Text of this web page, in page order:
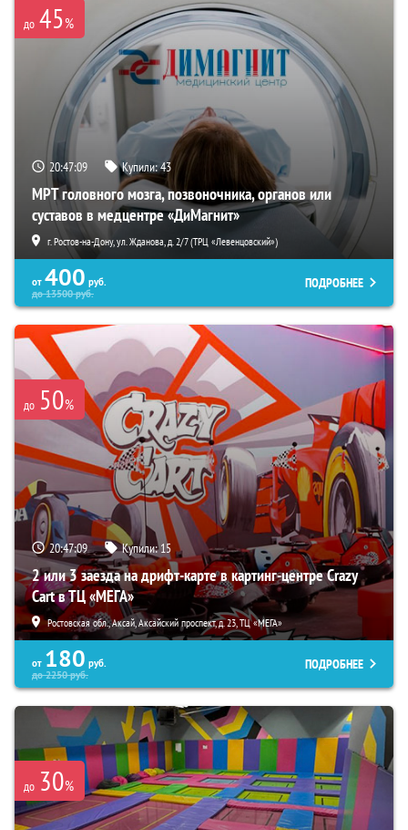
до 45%
20:47:07 Купили:43
МРТ головного мозга, позвоночника, органов или
суставов в медцентре «ДиМагнит»
г. Ростов-на-Дону, ул. Жданова, д. 2/7 (ТРЦ «Левенцовский»)
от 400 руб.
до13500руб.
ПОДРОБНЕЕ
до 50%
20:47:07 Купили:15
2 или 3 заезда на дрифт-карте в картинг-центре Crazy
Cart в ТЦ «МЕГА»
Ростовская обл., Аксай, Аксайский проспект, д. 23, ТЦ «МЕГА»
от 180 руб.
до2250руб.
ПОДРОБНЕЕ
до 30%